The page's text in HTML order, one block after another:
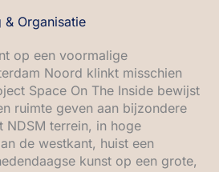
& Organisatie
op een voormalige
Noord klinkt misschien
Space On The Inside bewijst
ruimte geven aan bijzondere
NDSM terrein, in hoge
de westkant, huist een
kunst op een grote,